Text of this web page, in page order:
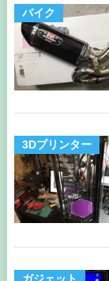
バイク
3Dプリンター